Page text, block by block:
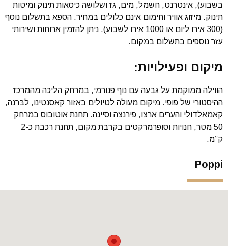
בשבוע), אינטרנט, חשמל, מים, גז ושלושה כיסאות תינוק ומיטות
תינוק. מיזוג אוויר וחימום אינם כלולים במחיר. הספא בתשלום נוסף
(300 אירו ליום או 1000 אירו לשבוע). ניתן להזמין ארוחות ושירותי
עזר נוספים בתשלום במקום.
מיקום ופעילויות:
הווילה ממוקמת על גבעה עם נוף פנורמי, במרחק הליכה מהמרכז
ההיסטורי של פופי. מיקום מעולה לטיולים באזור קאסנטינו, לבּרנה,
קאמאלדולי והערים ארצו, פירנצה וסיינה. תחנת אוטובוס במרחק
50 מטר, חנויות וסופרמרקטים בקרבת מקום, תחנת רכבת כ-2
ק”מ.
Poppi